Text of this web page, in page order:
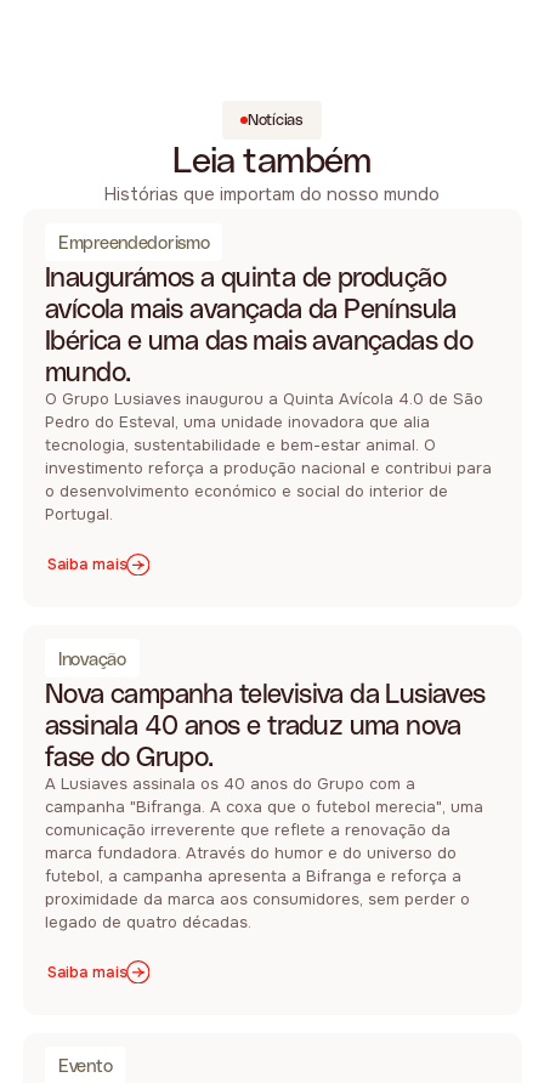
Notícias
Leia também
Histórias que importam do nosso mundo
Empreendedorismo
Inaugurámos a quinta de produção
avícola mais avançada da Península
Ibérica e uma das mais avançadas do
mundo.
O Grupo Lusiaves inaugurou a Quinta Avícola 4.0 de São
Pedro do Esteval, uma unidade inovadora que alia
tecnologia, sustentabilidade e bem-estar animal. O
investimento reforça a produção nacional e contribui para
o desenvolvimento económico e social do interior de
Portugal.
Saiba mais
Inovação
Nova campanha televisiva da Lusiaves
assinala 40 anos e traduz uma nova
fase do Grupo.
A Lusiaves assinala os 40 anos do Grupo com a
campanha "Bifranga. A coxa que o futebol merecia", uma
comunicação irreverente que reflete a renovação da
marca fundadora. Através do humor e do universo do
futebol, a campanha apresenta a Bifranga e reforça a
proximidade da marca aos consumidores, sem perder o
legado de quatro décadas.
Saiba mais
Evento